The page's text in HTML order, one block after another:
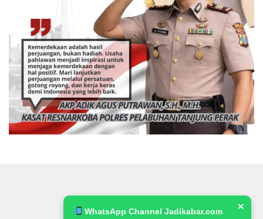
WhatsApp Channel Jadikabar.com ✕